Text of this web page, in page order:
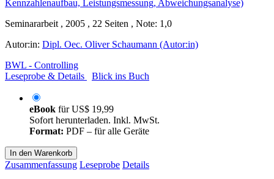
Seminararbeit , 2005 , 22 Seiten , Note: 1,0
Autor:in: Dipl. Oec. Oliver Schaumann (Autor:in)
BWL - Controlling
Leseprobe & Details
Blick ins Buch
eBook fürUS$ 19,99
Sofort herunterladen. Inkl. MwSt.
Format: PDF – für alle Geräte
In den Warenkorb
Zusammenfassung Leseprobe Details